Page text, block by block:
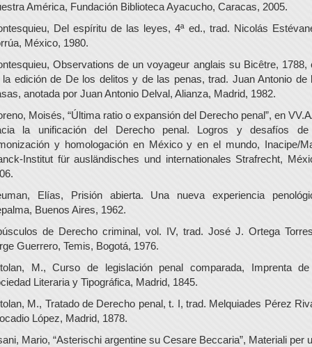
América, Fundación Biblioteca Ayacucho, Caracas, 2005.
Del espíritu de las leyes, 4ª ed., trad. Nicolás
México, 1980.
Observations de un voyageur anglais su Bicêtre, 1788,
la edición de De los delitos y de las penas, trad. Juan Antonio de
anotada por Juan Antonio Delval, Alianza, Madrid, 1982.
Moisés, “Última ratio o expansión del Derecho penal”, en
la unificación del Derecho penal. Logros y desafíos
y homologación en México y en el mundo, Inacipe/
Institut für ausländisches und internationales Strafrecht,
Elías, Prisión abierta. Una nueva experiencia
Buenos Aires, 1962.
de Derecho criminal, vol. IV, trad. José J. Ortega
Guerrero, Temis, Bogotá, 1976.
M., Curso de legislación penal comparada, Imprenta
Literaria y Tipográfica, Madrid, 1845.
M., Tratado de Derecho penal, t. I, trad. Melquiades Pérez
López, Madrid, 1878.
Mario, “Asterischi argentine su Cesare Beccaria”, Materiali per